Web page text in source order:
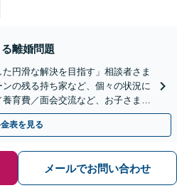
離婚問題
円滑な解決を目指す」相談者さま
の残る持ち家など、個々の状況に
育費／面会交流など、お子さまの
【休日・夜間相談可】
表を見る
メールでお問い合わせ